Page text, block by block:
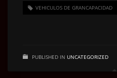
VEHICULOS DE GRANCAPACIDAD
PUBLISHED IN UNCATEGORIZED